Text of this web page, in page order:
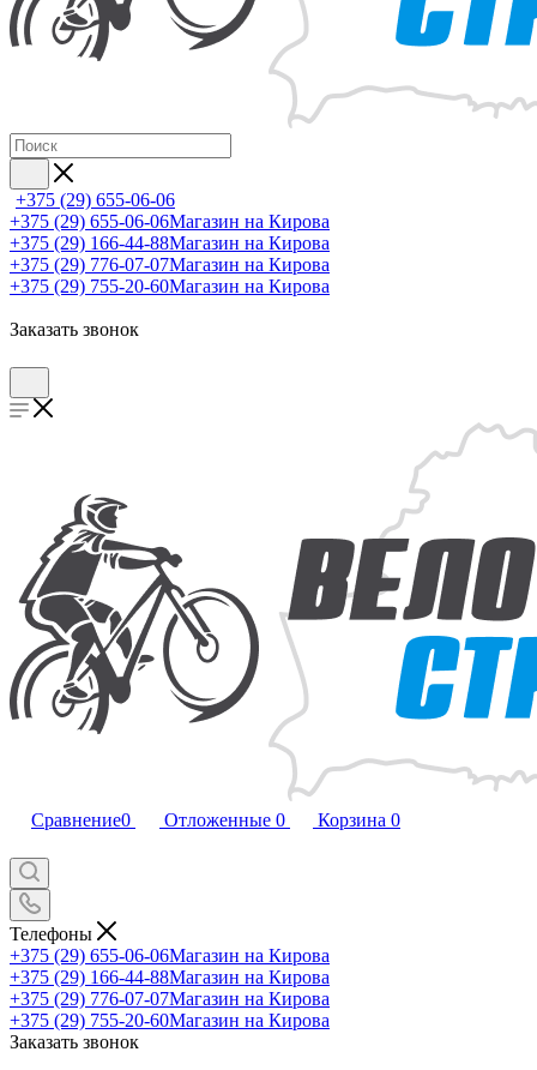
+375 (29) 655-06-06
+375 (29) 655-06-06Магазин на Кирова
+375 (29) 166-44-88Магазин на Кирова
+375 (29) 776-07-07Магазин на Кирова
+375 (29) 755-20-60Магазин на Кирова
Заказать звонок
Сравнение0 Отложенные 0 Корзина 0
Телефоны
+375 (29) 655-06-06Магазин на Кирова
+375 (29) 166-44-88Магазин на Кирова
+375 (29) 776-07-07Магазин на Кирова
+375 (29) 755-20-60Магазин на Кирова
Заказать звонок